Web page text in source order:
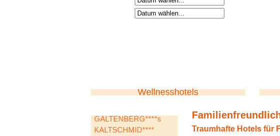
Wellnesshotels
GALTENBERG****s
KALTSCHMID****
Traumhafte Hotels für